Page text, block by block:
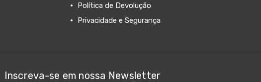
Política de Devolução
Privacidade e Segurança
Inscreva-se em nossa Newsletter